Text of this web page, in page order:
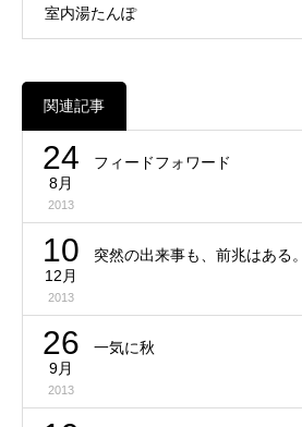
室内湯たんぽ
関連記事
24
8月
2013
フィードフォワード
10
12月
2013
突然の出来事も、前兆はある。
26
9月
2013
一気に秋